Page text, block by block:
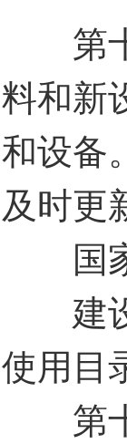
第十
料和新
和设备
及时更
国家
建设
使用目
第十